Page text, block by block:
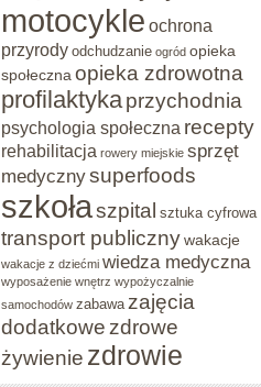
motocykle ochrona
przyrody odchudzanie ogród opieka
społeczna opieka zdrowotna
profilaktykaprzychodnia
psychologia społeczna recepty
rehabilitacja rowery miejskie sprzęt
medycznysuperfoods
szkołaszpital sztuka cyfrowa
transport publicznywakacje
wakacje z dziećmi wiedza medyczna
wyposażenie wnętrz wypożyczalnie
samochodów zabawa zajęcia
dodatkowe zdrowe
żywienie zdrowie